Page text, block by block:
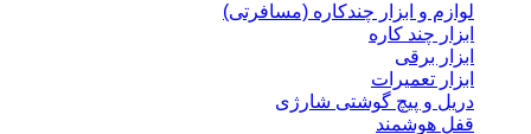
لوازم و ابزار چندکاره (مسافرتی)
ابزار چند کاره
ابزار برقی
ابزار تعمیرات
دریل و پیچ گوشتی شارژی
قفل هوشمند